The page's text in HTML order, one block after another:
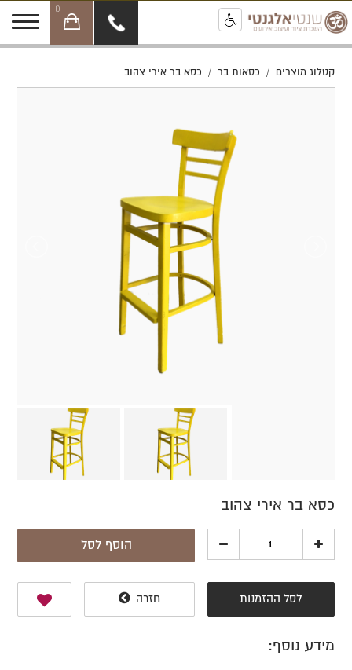
0
קטלוג מוצרים / כסאות בר / כסא בר אירי צהוב
כסא בר אירי צהוב
הוסף לסל
לסל ההזמנות חזרה
מידע נוסף: